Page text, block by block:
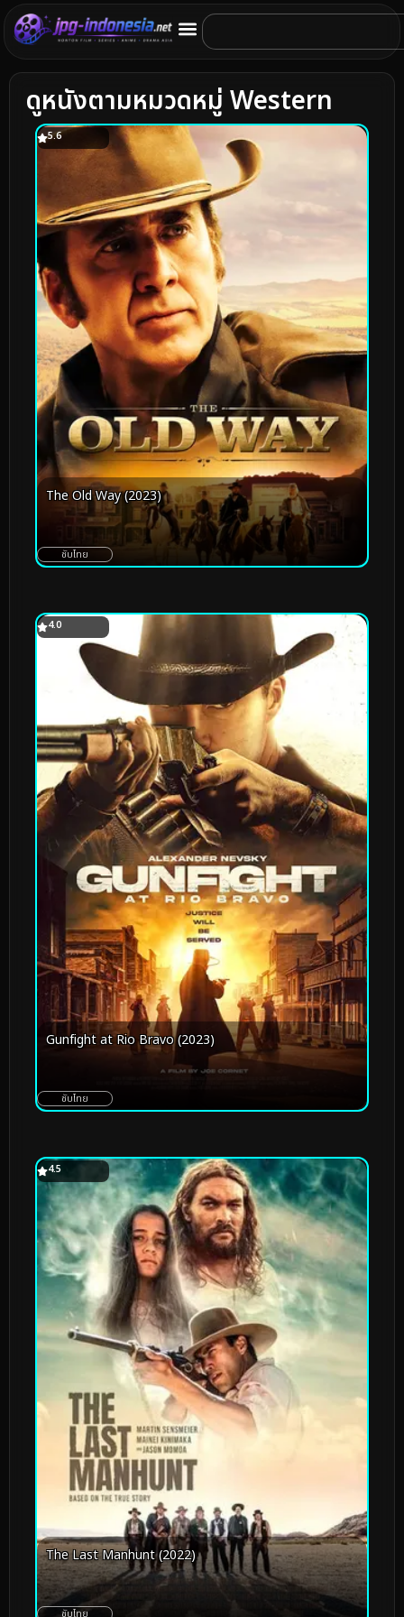
ดูหนังตามหมวดหมู่ Western
5.6
The Old Way (2023)
ซับไทย
4.0
Gunfight at Rio Bravo (2023)
ซับไทย
4.5
The Last Manhunt (2022)